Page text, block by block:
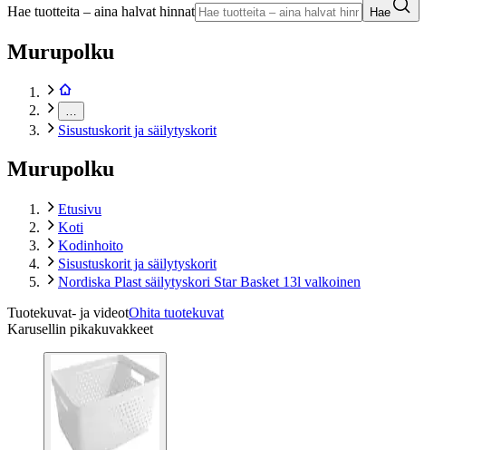
Hae tuotteita – aina halvat hinnat Hae
Murupolku
Sisustuskorit ja säilytyskorit
Murupolku
Etusivu
Koti
Kodinhoito
Sisustuskorit ja säilytyskorit
Nordiska Plast säilytyskori Star Basket 13l valkoinen
Tuotekuvat- ja videotOhita tuotekuvat
Karusellin pikakuvakkeet